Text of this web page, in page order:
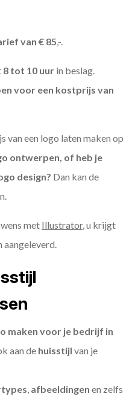
van € 85,-.
8 tot 10 uur in beslag.
voor een kostprijs van
van een logo laten maken op
ontwerpen, of heb je
design? Dan kan de
met Illustrator, u krijgt
aangeleverd.
maken voor je bedrijf in
aan de huisstijl van je
, afbeeldingen en zelfs